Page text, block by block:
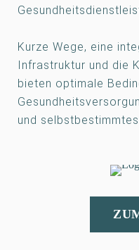
Kurze Wege, eine
Infrastruktur und die
bieten optimale
und